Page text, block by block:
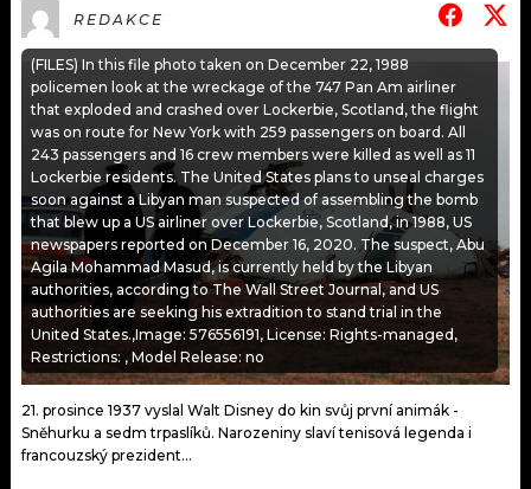
HUDBA
ROZHOVORY
#NEBUDUDOMA
KALENDÁŘ
KVÍZY
VIP
TRENDY
KULTURA
JAK NALADIT
RÁDIO
APLIKACE
PROGRAM
PLAYLIST
JAK NALADIT
SOUTĚŽE
REDAKCE
(FILES) In this file photo taken on December 22, 1988
policemen look at the wreckage of the 747 Pan Am airliner
that exploded and crashed over Lockerbie, Scotland, the flight
was on route for New York with 259 passengers on board. All
243 passengers and 16 crew members were killed as well as 11
Lockerbie residents. The United States plans to unseal charges
soon against a Libyan man suspected of assembling the bomb
that blew up a US airliner over Lockerbie, Scotland, in 1988, US
newspapers reported on December 16, 2020. The suspect, Abu
Agila Mohammad Masud, is currently held by the Libyan
authorities, according to The Wall Street Journal, and US
authorities are seeking his extradition to stand trial in the
United States.,Image: 576556191, License: Rights-managed,
Restrictions: , Model Release: no
21. prosince 1937 vyslal Walt Disney do kin svůj první animák -
Sněhurku a sedm trpaslíků. Narozeniny slaví tenisová legenda i
francouzský prezident...